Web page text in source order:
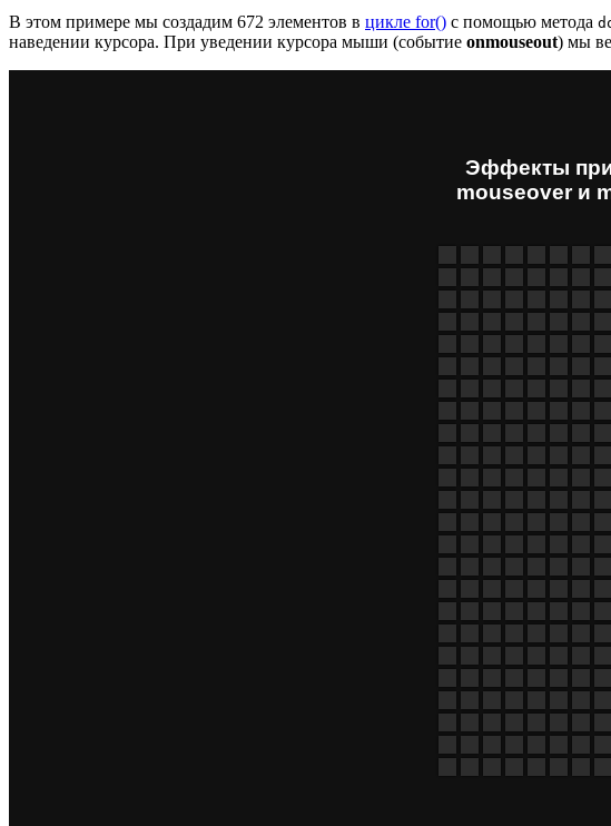
В этом примере мы создадим 672 элементов в цикле for() с помощью метода
наведении курсора. При уведении курсора мыши (событие onmouseout) мы